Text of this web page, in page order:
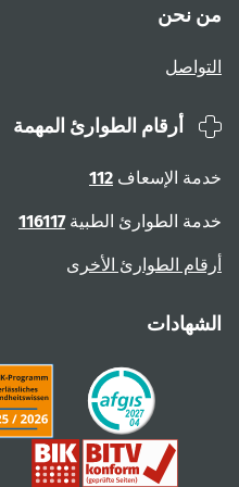
من نحن
التواصل
أرقام الطوارئ المهمة
خدمة الإسعاف 112
خدمة الطوارئ الطبية116117
أرقام الطوارئ الأخرى
الشهادات